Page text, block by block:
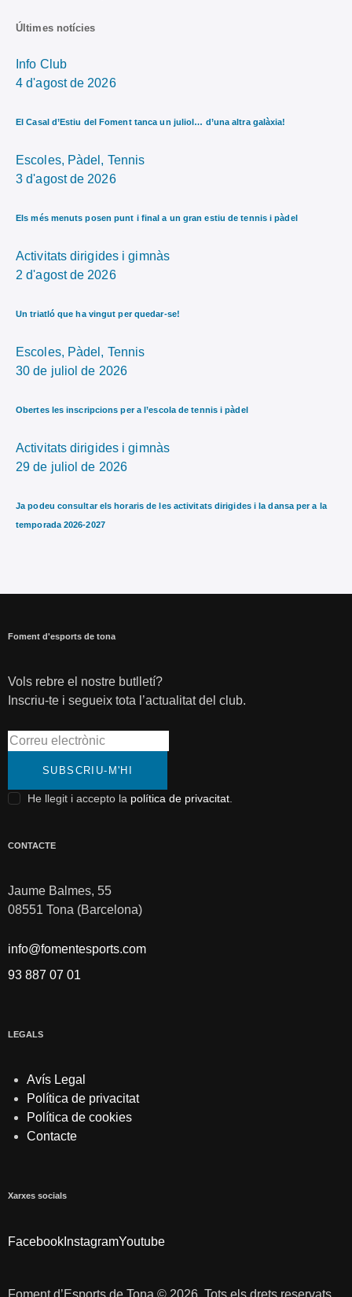
Últimes notícies
Info Club
4 d'agost de 2026
El Casal d’Estiu del Foment tanca un juliol… d’una altra galàxia!
Escoles, Pàdel, Tennis
3 d'agost de 2026
Els més menuts posen punt i final a un gran estiu de tennis i pàdel
Activitats dirigides i gimnàs
2 d'agost de 2026
Un triatló que ha vingut per quedar-se!
Escoles, Pàdel, Tennis
30 de juliol de 2026
Obertes les inscripcions per a l’escola de tennis i pàdel
Activitats dirigides i gimnàs
29 de juliol de 2026
Ja podeu consultar els horaris de les activitats dirigides i la dansa per a la
temporada 2026-2027
Foment d'esports de tona
Vols rebre el nostre butlletí?
Inscriu-te i segueix tota l’actualitat del club.
SUBSCRIU-M'HI
He llegit i accepto la política de privacitat
CONTACTE
Jaume Balmes, 55
08551 Tona (Barcelona)
info@fomentesports.com
93 887 07 01
LEGALS
Avís Legal
Política de privacitat
Política de cookies
Contacte
Xarxes socials
Facebook InstagramYoutube
Foment d’Esports de Tona © 2026. Tots els drets reservats.